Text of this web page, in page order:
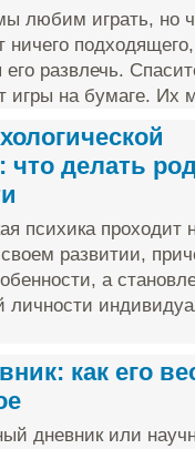
любим играть, но
ничего
развлечь.
игры на бумаге. Их
что делать
психика проходит
развитии,
а
личности
как его
дневник или